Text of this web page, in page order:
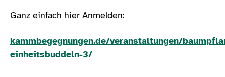
Ganz einfach hier Anmelden:
kammbegegnungen.de/veranstaltungen/
einheitsbuddeln-3/